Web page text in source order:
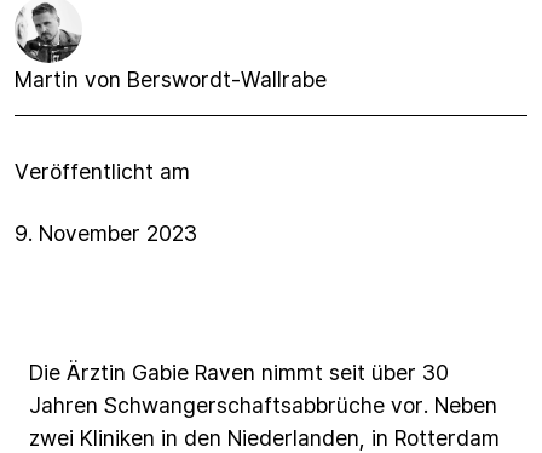
Martin von Berswordt-Wallrabe
Veröffentlicht am
9. November 2023
Die Ärztin Gabie Raven nimmt seit über 30
Jahren Schwangerschaftsabbrüche vor. Neben
zwei Kliniken in den Niederlanden, in Rotterdam